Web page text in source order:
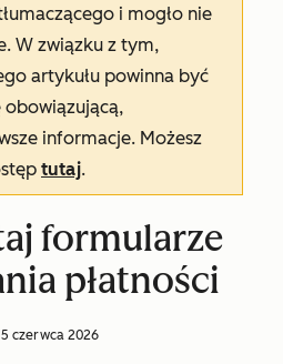
i mogło nie
W związku z tym,
artykułu powinna być
obowiązującą,
informacje. Możesz
tutaj.
formularze
płatności
czerwca 2026